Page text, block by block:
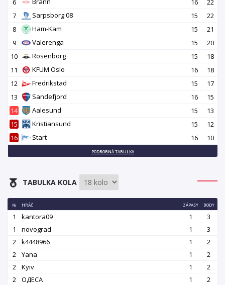
6
16
22
7
Sarpsborg 08 15
22
8
Ham-Kam 15
21
9
Valerenga 15
20
10
Rosenborg 15
18
11
KFUM Oslo 16
18
12
Fredrikstad 15
17
13
Sandefjord 16
15
14
Aalesund 15
13
15
Kristiansund 15
12
16
Start 16 10
PODROBNÁ TABULKA
TABULKA KOLA
№ HRÁČ ZÁPASY BODY
1 kantora09 1
3
1
novograd 1
3
2
k4448966 1
2
2
Yana 1
2
2
Kyiv 1
2
2
OДЕСА 1
2